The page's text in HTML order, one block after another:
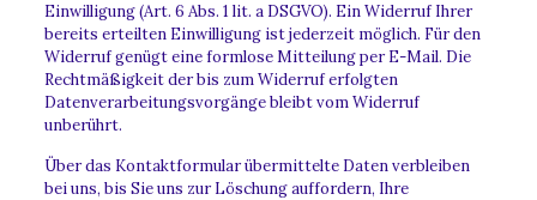
Einwilligung (Art. 6 Abs. 1 lit. a DSGVO). Ein Widerruf Ihrer
bereits erteilten Einwilligung ist jederzeit möglich. Für den
Widerruf genügt eine formlose Mitteilung per E-Mail. Die
Rechtmäßigkeit der bis zum Widerruf erfolgten
Datenverarbeitungsvorgänge bleibt vom Widerruf
unberührt.
Über das Kontaktformular übermittelte Daten verbleiben
bei uns, bis Sie uns zur Löschung auffordern, Ihre